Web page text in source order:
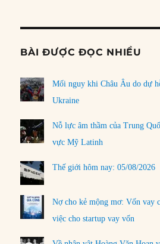
BÀI ĐƯỢC ĐỌC NHIỀU
Mối nguy khi Châu Âu do dự
Ukraine
Nỗ lực âm thầm của Trung
vực Mỹ Latinh
Thế giới hôm nay: 05/08/2026
Nợ cho kẻ mộng mơ: Vốn vay
việc cho startup vay vốn